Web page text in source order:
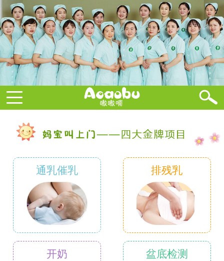
通乳催乳 排残乳
开奶 盆底检测